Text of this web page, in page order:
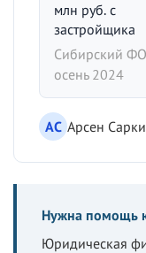
млн руб. с
застройщика
Сибирский
осень 2024
АС Арсен
Нужна помощь
Юридическая